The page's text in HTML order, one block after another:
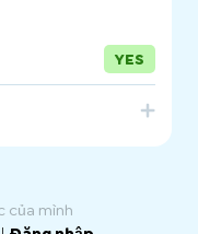
YES
to celebrate their
của mình